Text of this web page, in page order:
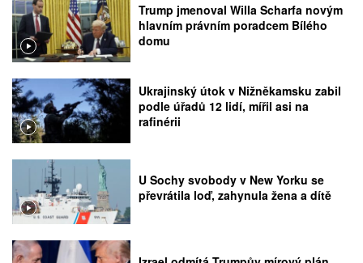
Trump jmenoval Willa Scharfa novým
hlavním právním poradcem Bílého
domu
Ukrajinský útok v Nižněkamsku zabil
podle úřadů 12 lidí, mířil asi na
rafinérii
U Sochy svobody v New Yorku se
převrátila loď, zahynula žena a dítě